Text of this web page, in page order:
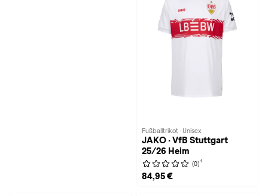
Fußballtrikot · Unisex
JAKO · VfB Stuttgart
25/26 Heim
(0) 1
84,95 €